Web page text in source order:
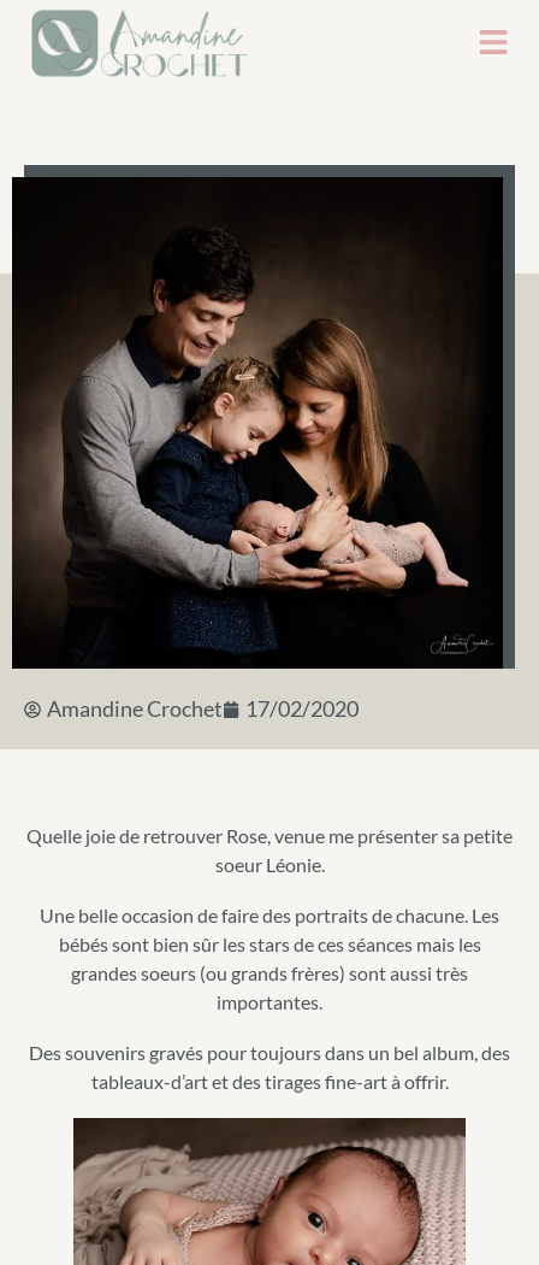
Amandine Crochet 17/02/2020
Quelle joie de retrouver Rose, venue me présenter sa petite
soeur Léonie.
Une belle occasion de faire des portraits de chacune. Les
bébés sont bien sûr les stars de ces séances mais les
grandes soeurs (ou grands frères) sont aussi très
importantes.
Des souvenirs gravés pour toujours dans un bel album, des
tableaux-d’art et des tirages fine-art à offrir.